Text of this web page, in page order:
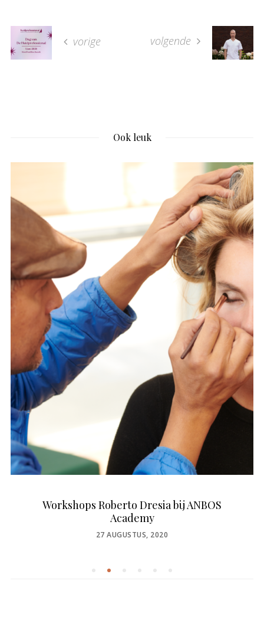
vorige volgende
Ook leuk
Workshops Roberto Dresia bij ANBOS
Academy
POSTED
27 AUGUSTUS, 2020